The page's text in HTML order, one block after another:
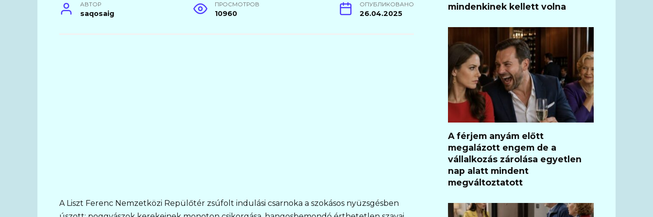
АВТОР
saqosaig
ПРОСМОТРОВ
10960
ОПУБЛИКОВАНО
26.04.2025
A Liszt Ferenc Nemzetközi Repülőtér zsúfolt indulási csarnoka a szokásos nyüzsgésben
mindenkinek kellett volna
A férjem anyám előtt
megalázott engem de a
vállalkozás zárolása egyetlen
nap alatt mindent
megváltoztatott